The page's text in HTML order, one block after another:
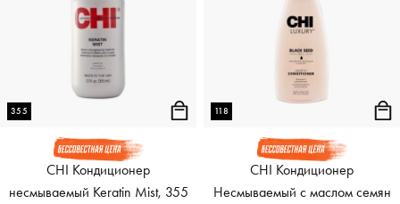
355
CHI Кондиционер
несмываемый Keratin Mist, 355
118
CHI Кондиционер
Несмываемый с маслом семян